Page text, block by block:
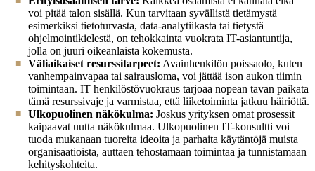
voi pitää talon sisällä. Kun tarvitaan syvällistä tietämystä
esimerkiksi tietoturvasta, data-analytiikasta tai tietystä
ohjelmointikielestä, on tehokkainta vuokrata IT-asiantuntija,
jolla on juuri oikeanlaista kokemusta.
Väliaikaiset resurssitarpeet: Avainhenkilön poissaolo, kuten
vanhempainvapaa tai sairausloma, voi jättää ison aukon tiimin
toimintaan. IT henkilöstövuokraus tarjoaa nopean tavan paikata
tämä resurssivaje ja varmistaa, että liiketoiminta jatkuu häiriöttä.
Ulkopuolinen näkökulma: Joskus yrityksen omat prosessit
kaipaavat uutta näkökulmaa. Ulkopuolinen IT-konsultti voi
tuoda mukanaan tuoreita ideoita ja parhaita käytäntöjä muista
organisaatioista, auttaen tehostamaan toimintaa ja tunnistamaan
kehityskohteita.